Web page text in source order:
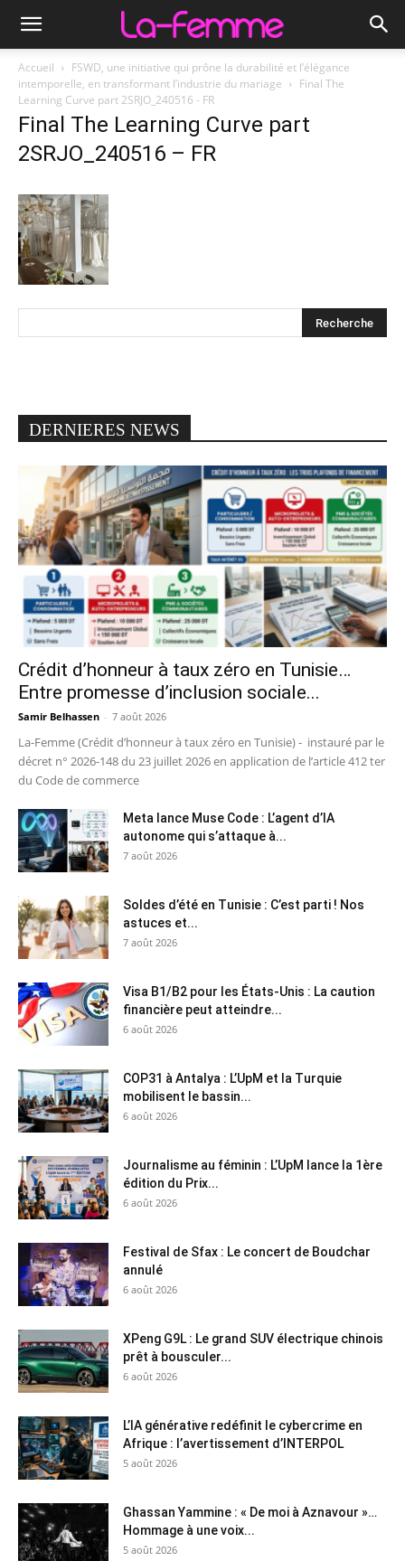
Accueil
FSWD, une initiative qui prône la durabilité et l’élégance
intemporelle, en transformant l’industrie du mariage
Final The
Learning Curve part 2SRJO_240516 - FR
Final The Learning Curve part
2SRJO_240516 – FR
DERNIERES NEWS
Crédit d’honneur à taux zéro en Tunisie…
Entre promesse d’inclusion sociale...
Samir Belhassen - 7 août 2026
La-Femme (Crédit d’honneur à taux zéro en Tunisie) - instauré par le
décret n° 2026-148 du 23 juillet 2026 en application de l’article 412 ter
du Code de commerce
Meta lance Muse Code : L’agent d’IA
autonome qui s’attaque à...
7 août 2026
Soldes d’été en Tunisie : C’est parti ! Nos
astuces et...
7 août 2026
Visa B1/B2 pour les États-Unis : La caution
financière peut atteindre...
6 août 2026
COP31 à Antalya : L’UpM et la Turquie
mobilisent le bassin...
6 août 2026
Journalisme au féminin : L’UpM lance la 1ère
édition du Prix...
6 août 2026
Festival de Sfax : Le concert de Boudchar
annulé
6 août 2026
XPeng G9L : Le grand SUV électrique chinois
prêt à bousculer...
6 août 2026
L’IA générative redéfinit le cybercrime en
Afrique : l’avertissement d’INTERPOL
5 août 2026
Ghassan Yammine : « De moi à Aznavour »…
Hommage à une voix...
5 août 2026